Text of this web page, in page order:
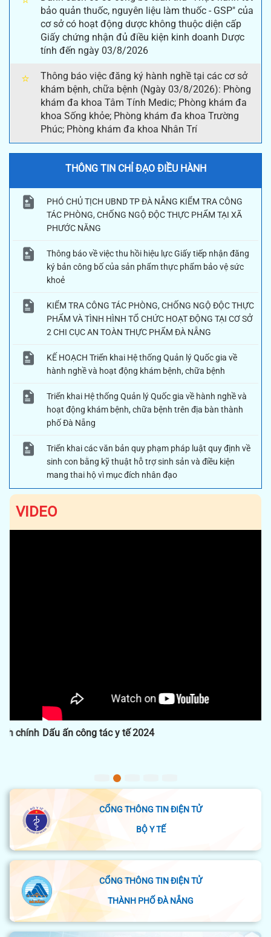
bảo quản thuốc, nguyên liệu làm thuốc - GSP" của
cơ sở có hoạt động dược không thuộc diện cấp
Giấy chứng nhận đủ điều kiện kinh doanh Dược
tính đến ngày 03/8/2026
⭐
Thông báo việc đăng ký hành nghề tại các cơ sở
khám bệnh, chữa bệnh (Ngày 03/8/2026): Phòng
khám đa khoa Tâm Tính Medic; Phòng khám đa
khoa Sống khỏe; Phòng khám đa khoa Trường
Phúc; Phòng khám đa khoa Nhân Trí
THÔNG TIN CHỈ ĐẠO ĐIỀU HÀNH
PHÓ CHỦ TỊCH UBND TP ĐÀ NẴNG KIỂM TRA CÔNG
TÁC PHÒNG, CHỐNG NGỘ ĐỘC THỰC PHẨM TẠI XÃ
PHƯỚC NĂNG
Thông báo về việc thu hồi hiệu lực Giấy tiếp nhận đăng
ký bản công bố của sản phẩm thực phẩm bảo vệ sức
khoẻ
KIỂM TRA CÔNG TÁC PHÒNG, CHỐNG NGỘ ĐỘC THỰC
PHẨM VÀ TÌNH HÌNH TỔ CHỨC HOẠT ĐỘNG TẠI CƠ SỞ
2 CHI CỤC AN TOÀN THỰC PHẨM ĐÀ NẴNG
KẾ HOẠCH Triển khai Hệ thống Quản lý Quốc gia về
hành nghề và hoạt động khám bệnh, chữa bệnh
Triển khai Hệ thống Quản lý Quốc gia về hành nghề và
hoạt động khám bệnh, chữa bệnh trên địa bàn thành
phố Đà Nẵng
Triển khai các văn bản quy phạm pháp luật quy định về
sinh con bằng kỹ thuật hỗ trợ sinh sản và điều kiện
mang thai hộ vì mục đích nhân đạo
VIDEO
Dấu ấn công tác y tế 2024
CỔNG THÔNG TIN ĐIỆN TỬ
BỘ Y TẾ
CỔNG THÔNG TIN ĐIỆN TỬ
THÀNH PHỐ ĐÀ NẴNG